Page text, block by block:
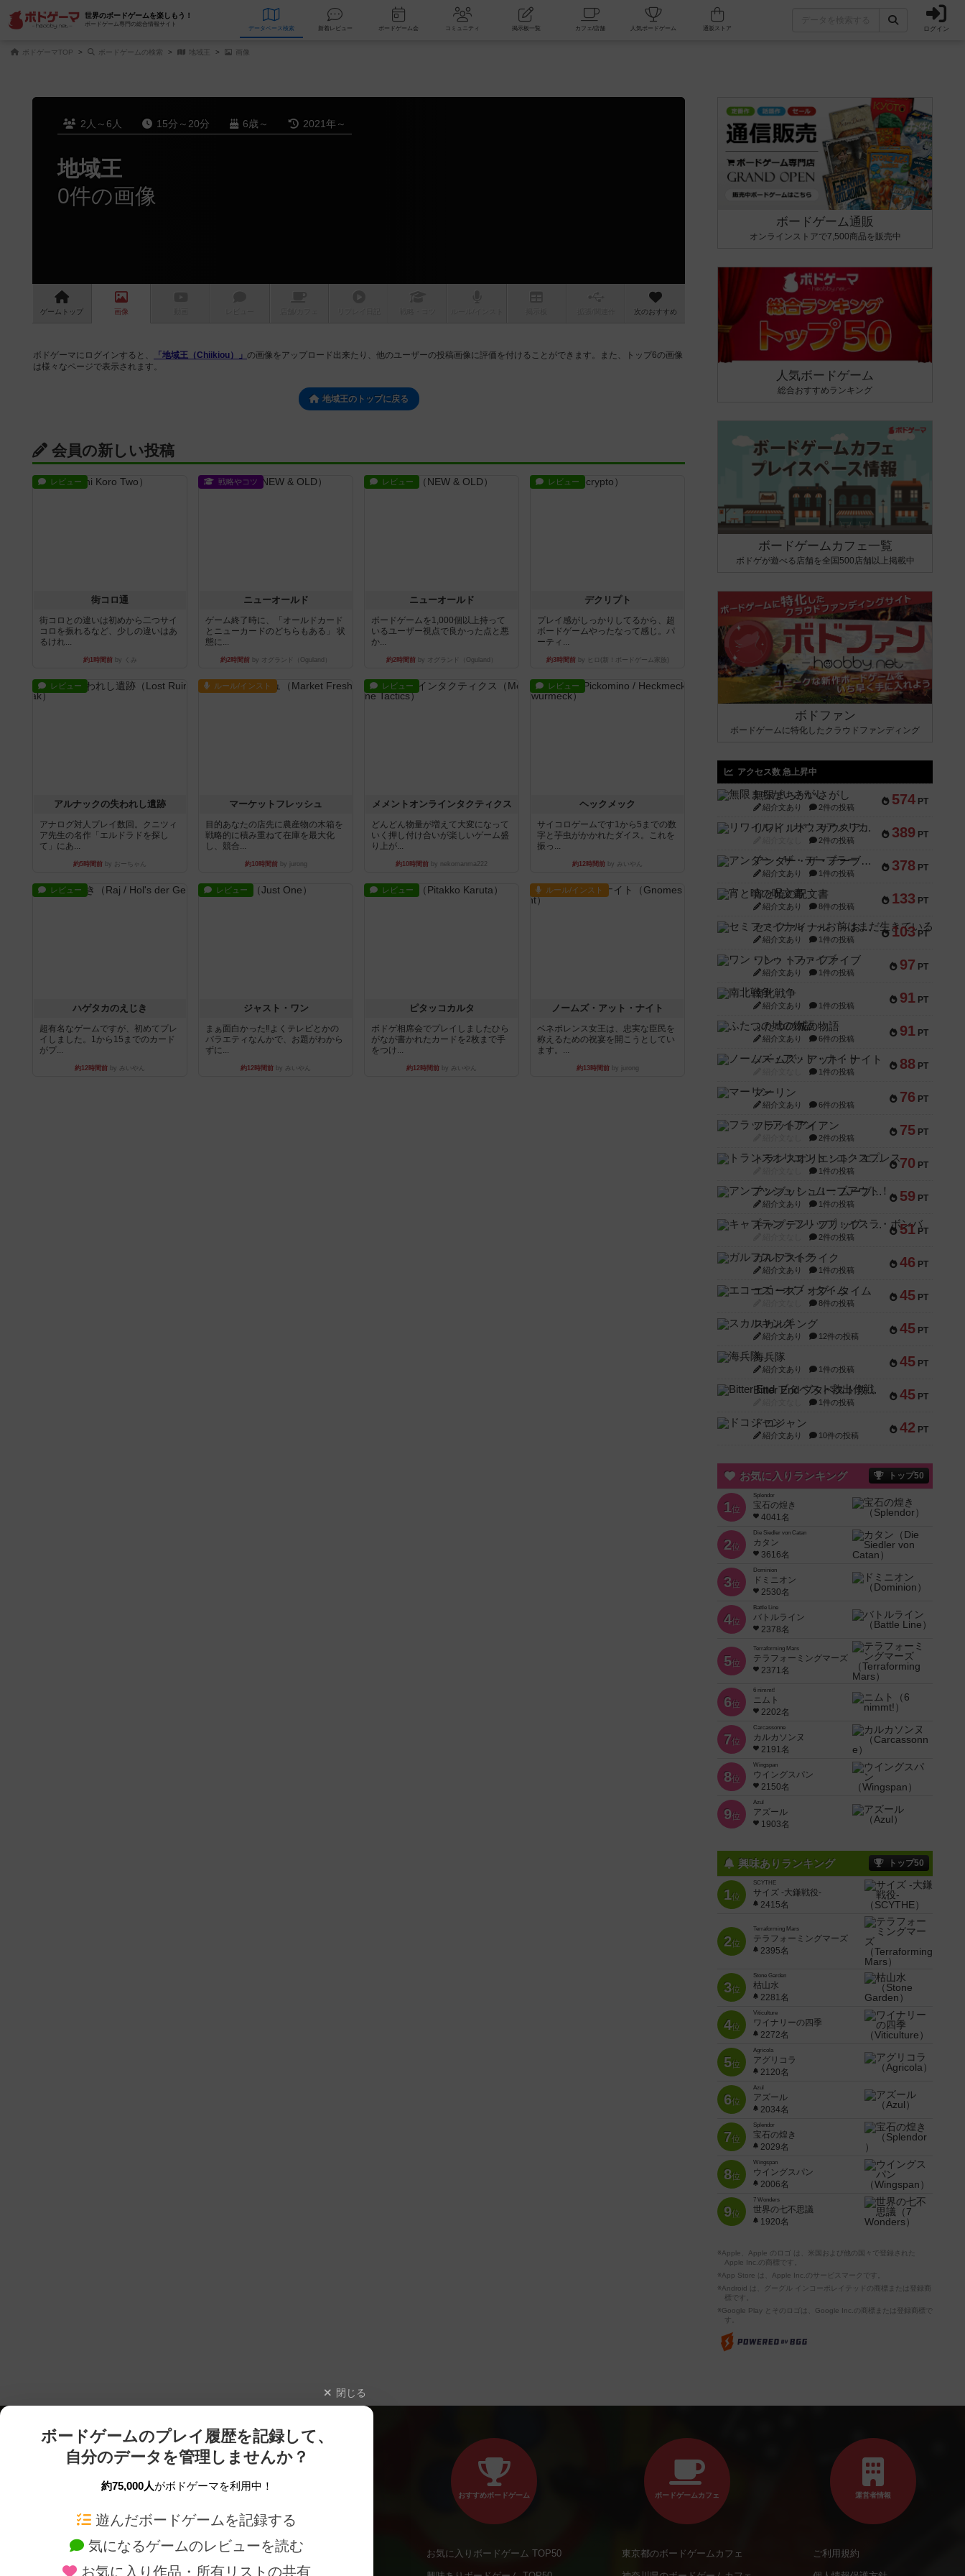
世界のボードゲームを楽しもう！
ボードゲーム専門の総合情報サイト
データベース 検索 新着レビュー ボードゲーム会 コミュニティ 掲示板一覧 カフェ/店舗 人気ボードゲーム ログイン
ボドゲーマTOP ボードゲームの検索 地域王 画像
2人～6人 15分～20分 6歳～ 2021年～
地域王
0件の画像
ゲーム トップ 画像 次のおすすめ
ボドゲーマにログインすると、 「地域王（Chiikiou）」 の画像をアップロード出来たり、他のユーザーの投稿画像に評価を付けることができます。また、トップ6の画像
は様々なページで表示されます。
地域王のトップに戻る
会員の新しい投稿
レビュー
街コロ通
街コロとの違いは初めから二つサイ
コロを振れるなど、少しの違いはあ
るけれ...
約1時間前by くみ
戦略やコツ
ニューオールド
ゲーム終了時に、「オールドカード
とニューカードのどちらもある」 状
態に...
約2時間前 by オグランド（Oguland）
レビュー
ニューオールド
ボードゲームを1,000個以上持って
いるユーザー視点で良かった点と悪
か...
約2時間前 by オグランド（Oguland）
レビュー
デクリプト
プレイ感がしっかりしてるから、超
ボードゲームやったなって感じ。パ
ーティ...
約3時間前by ヒロ(新！ボードゲーム家族)
レビュー
アルナックの失われし遺跡
アナログ対人プレイ数回。クニツィ
ア先生の名作「エルドラドを探し
て」にあ...
約5時間前 by おーちゃん
ルール/インスト
マーケットフレッシュ
目的あなたの店先に農産物の木箱を
戦略的に積み重ねて在庫を最大化
し、競合...
約10時間前by jurong
レビュー
メメントオンラインタクティクス
どんどん物量が増えて大変になって
いく押し付け合いが楽しいゲーム盛
り上が...
約10時間前 by nekomanma222
レビュー
ヘックメック
サイコロゲームです1から5までの数
字と芋虫がかかれたダイス。これを
振っ...
約12時間前 by みいやん
レビュー
ハゲタカのえじき
超有名なゲームですが、初めてプレ
イしました。1から15までのカード
がプ...
約12時間前 by みいやん
レビュー
ジャスト・ワン
まぁ面白かった‼️よくテレビとかの
バラエティなんかで、お題がわから
ずに...
約12時間前 by みいやん
レビュー
ピタッコカルタ
ボドゲ相席会でプレイしましたひら
がなが書かれたカードを2枚まで手
をつけ...
約12時間前 by みいやん
ルール/インスト
ノームズ・アット・ナイト
ベネボレンス女王は、忠実な臣民を
称えるための祝宴を開こうとしてい
ます。...
約13時間前by jurong
ボードゲーム通販
オンラインストアで7,500商品を販売中
人気ボードゲーム
総合おすすめランキング
ボードゲームカフェ一覧
ボドゲが遊べる店舗を全国500店舗以上掲載中
ボドファン
ボードゲームに特化したクラウドファンディング
アクセス数 急上昇中
574 PT
無限まちがいさがし
紹介文あり 2件の投稿
389 PT
リワイルド：サウスアメリカ
2件の投稿
378 PT
アンダー・ザ・テーブラー
紹介文あり 1件の投稿
133 PT
宵と暁の呪文書
紹介文あり 8件の投稿
103 PT
セミファイナル ～お前はまだ生きている～
紹介文あり 1件の投稿
97 PT
ワン・トゥ・ファイブ
紹介文あり 1件の投稿
91 PT
南北戦争
紹介文あり 1件の投稿
91 PT
ふたつの城の物語
紹介文あり 6件の投稿
88 PT
ノームズ・アット・ナイト
1件の投稿
76 PT
マーリン
紹介文あり 6件の投稿
75 PT
フラットアイアン
2件の投稿
70 PT
トランスオリエント・エクスプレス
1件の投稿
59 PT
アンブッシュ！：ムーブアウト！
紹介文あり 1件の投稿
51 PT
キャプテン・フリップ：イスラ・ボンバ
2件の投稿
46 PT
ガルフストライク
紹介文あり 1件の投稿
45 PT
エコーズ・オブ・タイム
8件の投稿
45 PT
スカルキング
紹介文あり 12件の投稿
45 PT
海兵隊
紹介文あり 1件の投稿
45 PT
Bitter End ブタペスト救出作戦
1件の投稿
42 PT
ドコジャン
紹介文あり 10件の投稿
お気に入りランキング トップ50
1位
Splendor
宝石の煌き
4041名
2位
Die Siedler von Catan
カタン
3616名
3位
Dominion
ドミニオン
2530名
4位
Battle Line
バトルライン
2378名
5位
Terraforming Mars
テラフォーミングマーズ
2371名
6位
6 nimmt!
ニムト
2202名
7位
Carcassonne
カルカソンヌ
2191名
8位
Wingspan
ウイングスパン
2150名
9位
Azul
アズール
1903名
興味ありランキング トップ50
1位
SCYTHE
サイズ -大鎌戦役-
2415名
2位
Terraforming Mars
テラフォーミングマーズ
2395名
3位
Stone Garden
枯山水
2281名
4位
Viticulture
ワイナリーの四季
2272名
5位
Agricola
アグリコラ
2120名
6位
Azul
アズール
2034名
7位
Splendor
宝石の煌き
2029名
8位
Wingspan
ウイングスパン
2006名
9位
7 Wonders
世界の七不思議
1920名
※Apple、Apple のロゴ は、米国および他の国々で登録された
Apple Inc.の商標です。
※App Store は、Apple Inc.のサービスマークです。
※Android は、グーグル インコーポレイテッドの商標または登録商
標です。
※Google Play とそのロゴは、Google Inc.の商標または登録商標で
す。
閉じる
ボードゲームのプレイ履歴を記録して、
自分のデータを管理しませんか？
約75,000人がボドゲーマを利用中！
遊んだボードゲームを記録する
気になるゲームのレビューを読む
お気に入り作品・所有リストの共有
ボードゲームを検索する 新作・再入荷情報
おすすめボードゲーム
お気に入りボードゲーム TOP50
ボードゲームカフェ
東京都のボードゲームカフェ
運営者情報
ご利用規約